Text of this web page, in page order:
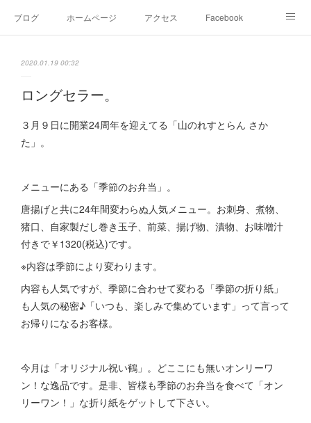
ブログ ホームページ アクセス Facebook
2020.01.19 00:32
ロングセラー。
３月９日に開業24周年を迎えてる「山のれすとらん さか
た」。
メニューにある「季節のお弁当」。
唐揚げと共に24年間変わらぬ人気メニュー。お刺身、煮物、
猪口、自家製だし巻き玉子、前菜、揚げ物、漬物、お味噌汁
付きで￥1320(税込)です。
※内容は季節により変わります。
内容も人気ですが、季節に合わせて変わる「季節の折り紙」
も人気の秘密♪「いつも、楽しみで集めています」って言って
お帰りになるお客様。
今月は「オリジナル祝い鶴」。どここにも無いオンリーワ
ン！な逸品です。是非、皆様も季節のお弁当を食べて「オン
リーワン！」な折り紙をゲットして下さい。